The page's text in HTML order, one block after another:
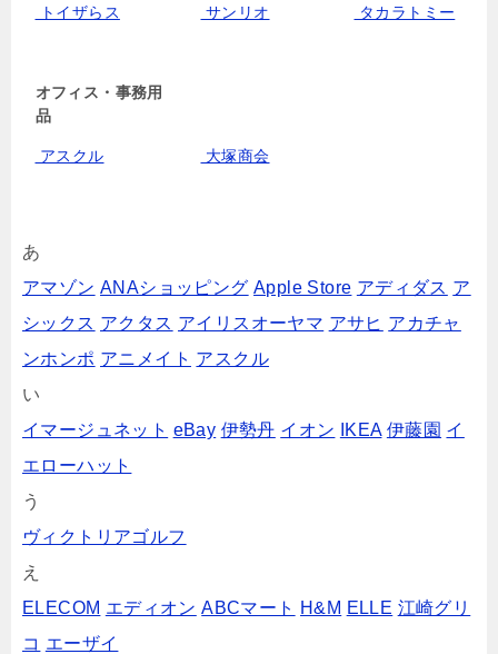
トイザらス サンリオ タカラトミー
オフィス・事務用
品
アスクル 大塚商会
あ
アマゾン ANAショッピング Apple Store アディダス ア
シックス アクタス アイリスオーヤマ アサヒ アカチャ
ンホンポ アニメイト アスクル
い
イマージュネット eBay 伊勢丹 イオン IKEA 伊藤園 イ
エローハット
う
ヴィクトリアゴルフ
え
ELECOM エディオン ABCマート H&M ELLE 江崎グリ
コ エーザイ